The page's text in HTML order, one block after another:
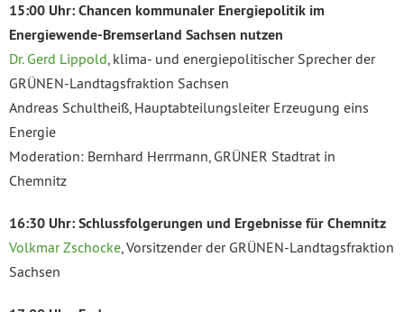
15:00 Uhr: Chancen kommunaler Energiepolitik im
Energiewende-Bremserland Sachsen nutzen
Dr. Gerd Lippold, klima- und energiepolitischer Sprecher der
GRÜNEN-Landtagsfraktion Sachsen
Andreas Schultheiß, Hauptabteilungsleiter Erzeugung eins
Energie
Moderation: Bernhard Herrmann, GRÜNER Stadtrat in
Chemnitz
16:30 Uhr: Schlussfolgerungen und Ergebnisse für Chemnitz
Volkmar Zschocke, Vorsitzender der GRÜNEN-Landtagsfraktion
Sachsen